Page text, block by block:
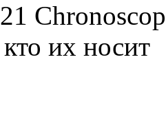
их носит